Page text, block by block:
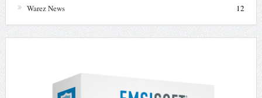
Warez News
12